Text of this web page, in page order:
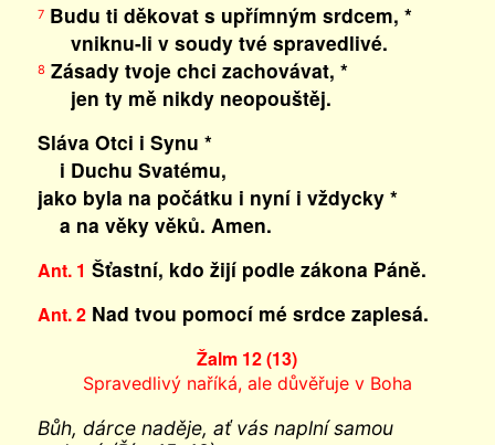
7Budu ti děkovat s upřímným srdcem, *
vniknu-li v soudy tvé spravedlivé.
8 Zásady tvoje chci zachovávat, *
jen ty mě nikdy neopouštěj.
Sláva Otci i Synu *
i Duchu Svatému,
jako byla na počátku i nyní i vždycky *
a na věky věků. Amen.
Ant. 1 Šťastní, kdo žijí podle zákona Páně.
Ant. 2Nad tvou pomocí mé srdce zaplesá.
Žalm 12 (13)
Spravedlivý naříká, ale důvěřuje v Boha
Bůh, dárce naděje, ať vás naplní samou